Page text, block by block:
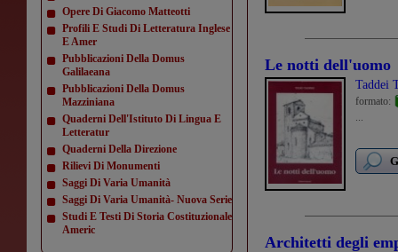
Opere Di Giacomo Matteotti
Profili E Studi Di Letteratura Inglese
E Amer
Pubblicazioni Della Domus
Galilaeana
Pubblicazioni Della Domus
Mazziniana
Quaderni Dell'Istituto Di Lingua E
Letteratur
Quaderni Della Direzione
Rilievi Di Monumenti
Saggi Di Varia Umanità
Saggi Di Varia Umanità- Nuova Serie
Studi E Testi Di Storia Costituzionale
Americ
Le notti dell'uomo
Taddei
formato:
...
Architetti degli